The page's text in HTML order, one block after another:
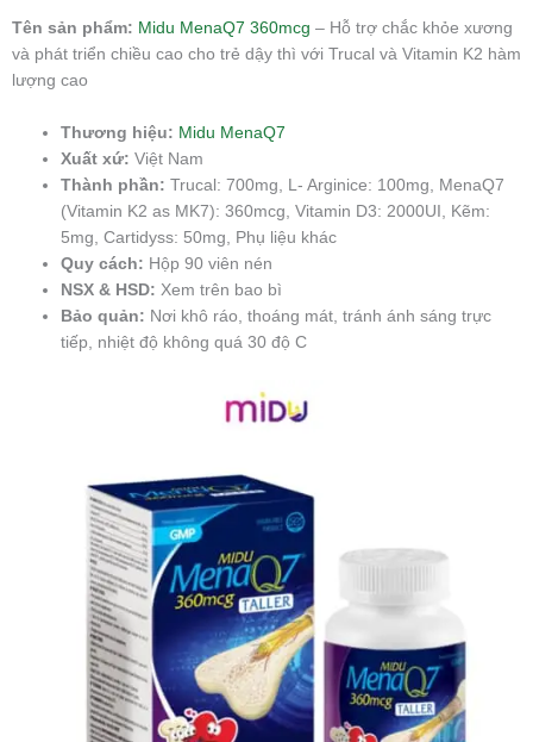
Tên sản phẩm: Midu MenaQ7 360mcg – Hỗ trợ chắc khỏe xương
và phát triển chiều cao cho trẻ dậy thì với Trucal và Vitamin K2 hàm
lượng cao
Thương hiệu: Midu MenaQ7
Xuất xứ: Việt Nam
Thành phần:Trucal: 700mg, L- Arginice: 100mg, MenaQ7
(Vitamin K2 as MK7): 360mcg, Vitamin D3: 2000UI, Kẽm:
5mg, Cartidyss: 50mg, Phụ liệu khác
Quy cách: Hộp 90 viên nén
NSX & HSD: Xem trên bao bì
Bảo quản: Nơi khô ráo, thoáng mát, tránh ánh sáng trực
tiếp, nhiệt độ không quá 30 độ C